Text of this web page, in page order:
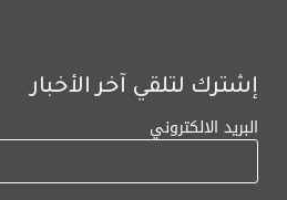
إشترك لتلقي آخر الأخبار
البريد الالكتروني